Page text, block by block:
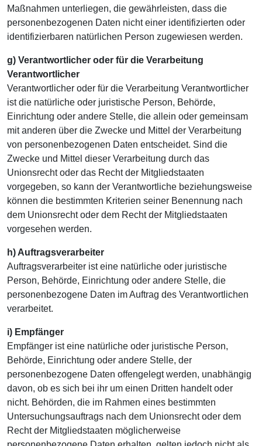
Maßnahmen unterliegen, die gewährleisten, dass die
personenbezogenen Daten nicht einer identifizierten oder
identifizierbaren natürlichen Person zugewiesen werden.
g) Verantwortlicher oder für die Verarbeitung
Verantwortlicher
Verantwortlicher oder für die Verarbeitung Verantwortlicher
ist die natürliche oder juristische Person, Behörde,
Einrichtung oder andere Stelle, die allein oder gemeinsam
mit anderen über die Zwecke und Mittel der Verarbeitung
von personenbezogenen Daten entscheidet. Sind die
Zwecke und Mittel dieser Verarbeitung durch das
Unionsrecht oder das Recht der Mitgliedstaaten
vorgegeben, so kann der Verantwortliche beziehungsweise
können die bestimmten Kriterien seiner Benennung nach
dem Unionsrecht oder dem Recht der Mitgliedstaaten
vorgesehen werden.
h) Auftragsverarbeiter
Auftragsverarbeiter ist eine natürliche oder juristische
Person, Behörde, Einrichtung oder andere Stelle, die
personenbezogene Daten im Auftrag des Verantwortlichen
verarbeitet.
i) Empfänger
Empfänger ist eine natürliche oder juristische Person,
Behörde, Einrichtung oder andere Stelle, der
personenbezogene Daten offengelegt werden, unabhängig
davon, ob es sich bei ihr um einen Dritten handelt oder
nicht. Behörden, die im Rahmen eines bestimmten
Untersuchungsauftrags nach dem Unionsrecht oder dem
Recht der Mitgliedstaaten möglicherweise